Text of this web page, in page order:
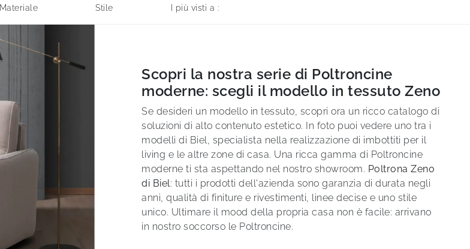
Materiale Stile I più visti a :
Scopri la nostra serie di Poltroncine
moderne: scegli il modello in tessuto Zeno
Se desideri un modello in tessuto, scopri ora un ricco catalogo di
soluzioni di alto contenuto estetico. In foto puoi vedere uno tra i
modelli di Biel, specialista nella realizzazione di imbottiti per il
living e le altre zone di casa. Una ricca gamma di Poltroncine
moderne ti sta aspettando nel nostro showroom. Poltrona Zeno
di Biel: tutti i prodotti dell'azienda sono garanzia di durata negli
anni, qualità di finiture e rivestimenti, linee decise e uno stile
unico. Ultimare il mood della propria casa non è facile: arrivano
in nostro soccorso le Poltroncine.